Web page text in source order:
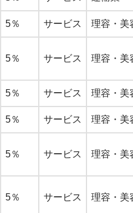
5％ サービス 理容・美
5％ サービス 理容・美
5％ サービス 理容・美
5％ サービス 理容・美
5％ サービス 理容・美
5％ サービス 理容・美